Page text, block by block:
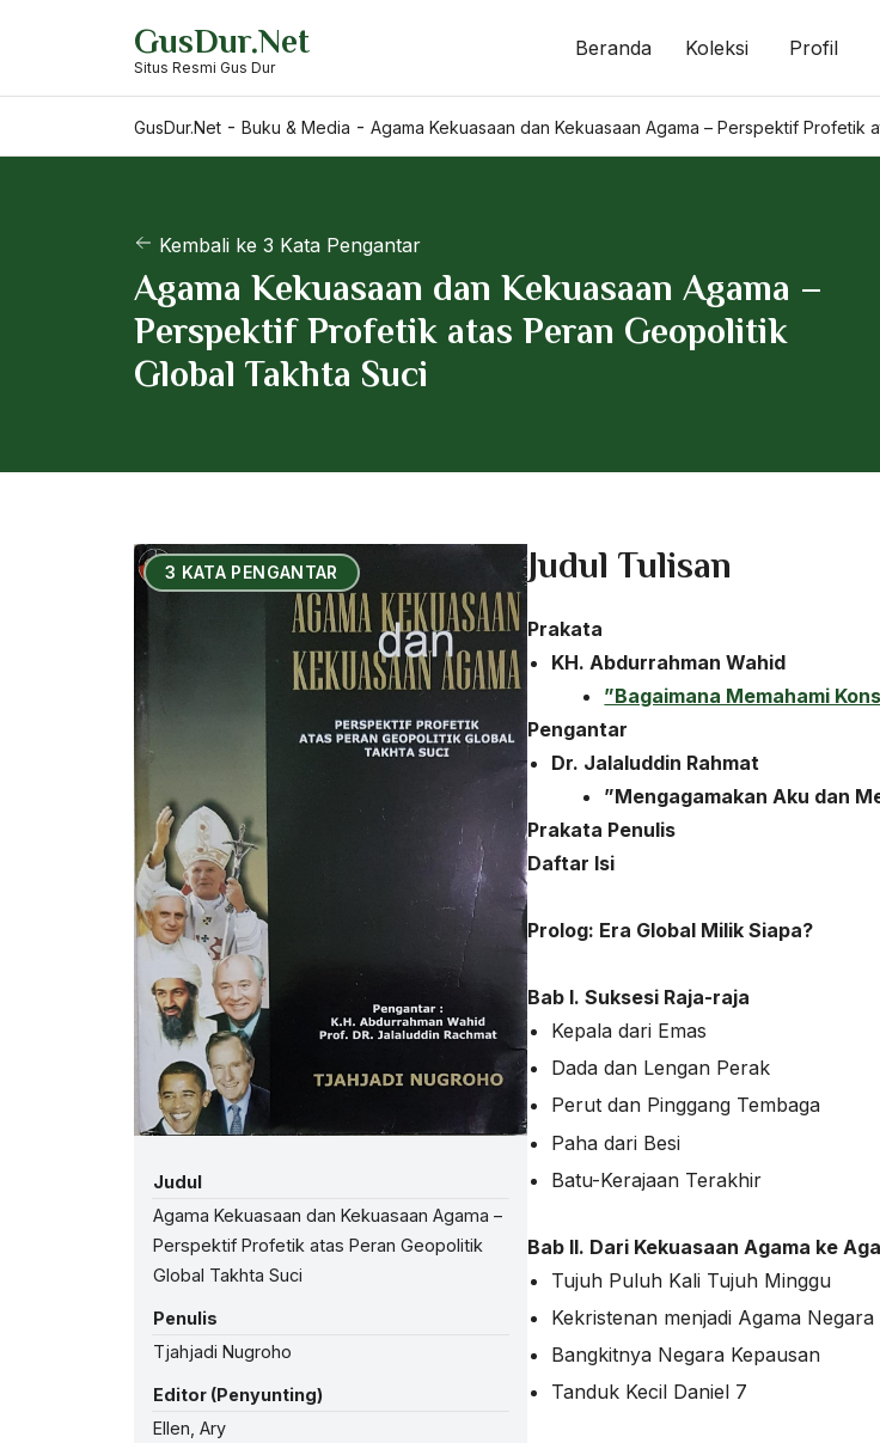
GusDur.Net
Situs Resmi Gus Dur
Beranda Koleksi Profil
GusDur.Net - Buku & Media - Agama Kekuasaan dan Kekuasaan Agama – Perspektif Profetik
Kembali ke 3 Kata Pengantar
Agama Kekuasaan dan Kekuasaan Agama –
Perspektif Profetik atas Peran Geopolitik
Global Takhta Suci
3 KATA PENGANTAR
Judul
Agama Kekuasaan dan Kekuasaan Agama –
Perspektif Profetik atas Peran Geopolitik
Global Takhta Suci
Penulis
Tjahjadi Nugroho
Editor (Penyunting)
Ellen, Ary
Judul Tulisan
Prakata
KH. Abdurrahman Wahid
”Bagaimana Memahami
Pengantar
Dr. Jalaluddin Rahmat
”Mengagamakan Aku dan
Prakata Penulis
Daftar Isi
Prolog: Era Global Milik Siapa?
Bab I.Suksesi Raja-raja
Kepala dari Emas
Dada dan Lengan Perak
Perut dan Pinggang Tembaga
Paha dari Besi
Batu-Kerajaan Terakhir
Bab II. Dari Kekuasaan Agama ke
Tujuh Puluh Kali Tujuh Minggu
Kekristenan menjadi Agama Negara
Bangkitnya Negara Kepausan
Tanduk Kecil Daniel 7